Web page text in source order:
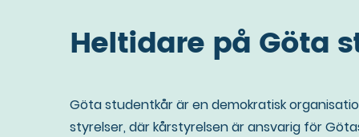
Heltidare på Göta
Göta studentkår är en demokratisk
styrelser, där kårstyrelsen är ansvarig för